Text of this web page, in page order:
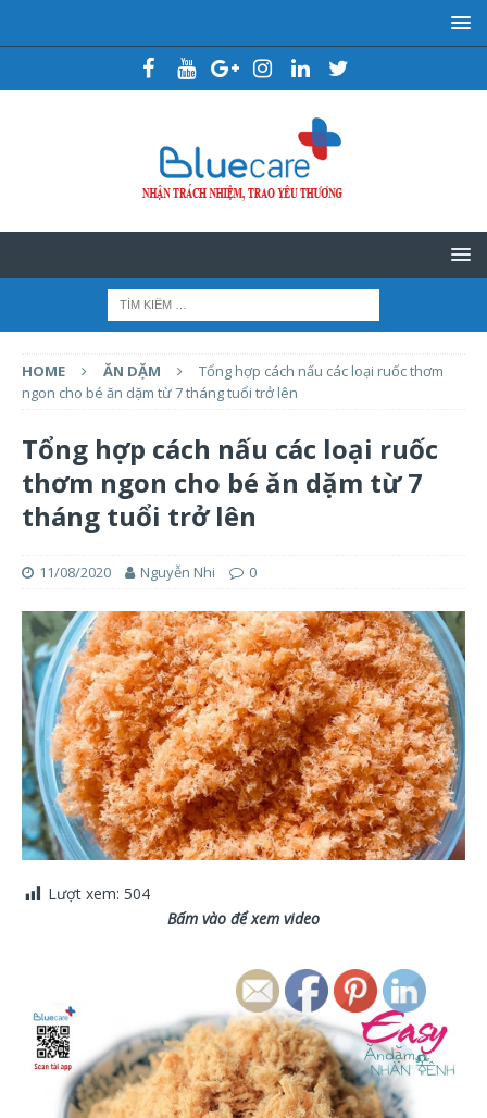
HOME ĂN DẶM
Tổng hợp cách nấu các loại ruốc thơm
ngon cho bé ăn dặm từ 7 tháng tuổi trở lên
Tổng hợp cách nấu các loại ruốc
thơm ngon cho bé ăn dặm từ 7
tháng tuổi trở lên
11/08/2020 Nguyễn Nhi 0
Lượt xem: 504
Bấm vào để xem video